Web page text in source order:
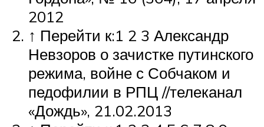
2012
↑ Перейти к:1 2 3 Александр
Невзоров о зачистке путинского
режима, войне с Собчаком и
педофилии в РПЦ //телеканал
«Дождь», 21.02.2013